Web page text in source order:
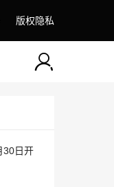
版权隐私
30日开